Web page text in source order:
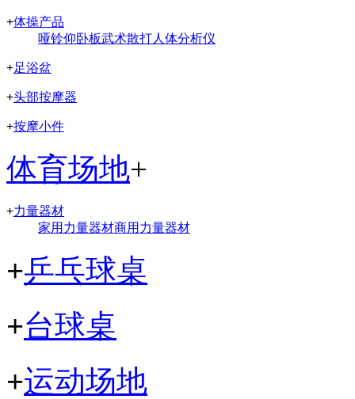
+体操产品
哑铃仰卧板武术散打人体分析仪
+足浴盆
+头部按摩器
+按摩小件
体育场地+
+力量器材
家用力量器材商用力量器材
+乒乓球桌
+台球桌
+运动场地